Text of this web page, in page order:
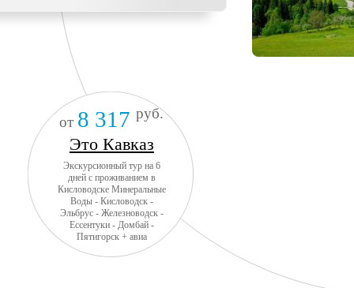
от 8 317руб.
Это Кавказ
Экскурсионный тур на 6
дней с проживанием в
Кисловодске Минеральные
Воды - Кисловодск -
Эльбрус - Железноводск -
Ессентуки - Домбай -
Пятигорск + авиа